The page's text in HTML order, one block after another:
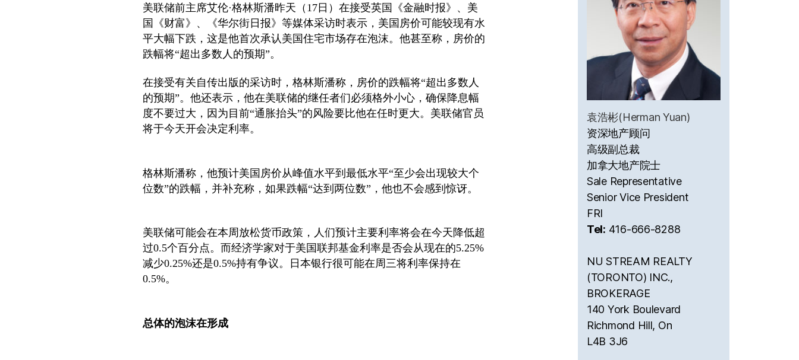
日
期
美联储前主席艾伦·格林斯潘昨天（17日）在接受英国《金融时报》、美
国《财富》、《华尔街日报》等媒体采访时表示，美国房价可能较现有水
平大幅下跌，这是他首次承认美国住宅市场存在泡沫。他甚至称，房价的
跌幅将“超出多数人的预期”。
在接受有关自传出版的采访时，格林斯潘称，房价的跌幅将“超出多数人
的预期”。他还表示，他在美联储的继任者们必须格外小心，确保降息幅
度不要过大，因为目前“通胀抬头”的风险要比他在任时更大。美联储官员
将于今天开会决定利率。
格林斯潘称，他预计美国房价从峰值水平到最低水平“至少会出现较大个
位数”的跌幅，并补充称，如果跌幅“达到两位数”，他也不会感到惊讶。
美联储可能会在本周放松货币政策，人们预计主要利率将会在今天降低超
过0.5个百分点。而经济学家对于美国联邦基金利率是否会从现在的5.25%
减少0.25%还是0.5%持有争议。日本银行很可能在周三将利率保持在
0.5%。
总体的泡沫在形成
袁浩彬(Herman Yuan)
资深地产顾问
高级副总裁
加拿大地产院士
Sale Representative
Senior Vice President
FRI
Tel: 416-666-8288
NU STREAM REALTY
(TORONTO) INC.,
BROKERAGE
140 York Boulevard
Richmond Hill, On
L4B 3J6